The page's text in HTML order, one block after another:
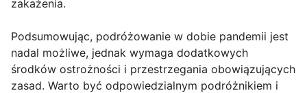
zakażenia.
Podsumowując, podróżowanie w dobie pandemii jest
nadal możliwe, jednak wymaga dodatkowych
środków ostrożności i przestrzegania obowiązujących
zasad. Warto być odpowiedzialnym podróżnikiem i